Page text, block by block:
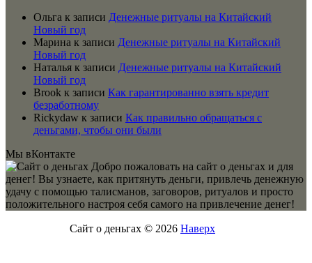
Ольга к записи Денежные ритуалы на Китайский
Новый год
Марина к записи Денежные ритуалы на Китайский
Новый год
Наталья к записи Денежные ритуалы на Китайский
Новый год
Brook к записи Как гарантированно взять кредит
безработному
Rickydaw к записи Как правильно обращаться с
деньгами, чтобы они были
Мы вКонтакте
Добро пожаловать на сайт о деньгах и для
денег! Вы узнаете, как притянуть деньги, привлечь денежную
удачу с помощью талисманов, заговоров, ритуалов и просто
положительного настроя себя самого на привлечение денег!
Сайт о деньгах © 2026 Наверх